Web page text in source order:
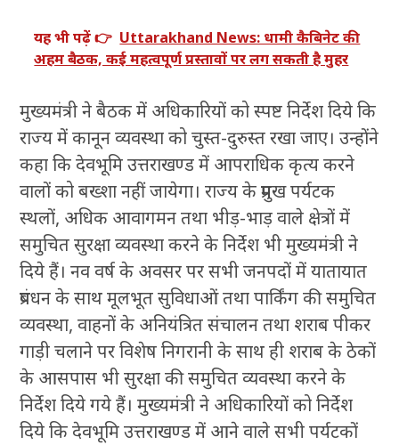
यह भी पढ़ें 👉 Uttarakhand News: धामी कैबिनेट की
अहम बैठक, कई महत्वपूर्ण प्रस्तावों पर लग सकती है मुहर
मुख्यमंत्री ने बैठक में अधिकारियों को स्पष्ट निर्देश दिये कि
राज्य में कानून व्यवस्था को चुस्त-दुरुस्त रखा जाए। उन्होंने
कहा कि देवभूमि उत्तराखण्ड में आपराधिक कृत्य करने
वालों को बख्शा नहीं जायेगा। राज्य के प्रमुख पर्यटक
स्थलों, अधिक आवागमन तथा भीड़-भाड़ वाले क्षेत्रों में
समुचित सुरक्षा व्यवस्था करने के निर्देश भी मुख्यमंत्री ने
दिये हैं। नव वर्ष के अवसर पर सभी जनपदों में यातायात
प्रबंधन के साथ मूलभूत सुविधाओं तथा पार्किंग की समुचित
व्यवस्था, वाहनों के अनियंत्रित संचालन तथा शराब पीकर
गाड़ी चलाने पर विशेष निगरानी के साथ ही शराब के ठेकों
के आसपास भी सुरक्षा की समुचित व्यवस्था करने के
निर्देश दिये गये हैं। मुख्यमंत्री ने अधिकारियों को निर्देश
दिये कि देवभूमि उत्तराखण्ड में आने वाले सभी पर्यटकों